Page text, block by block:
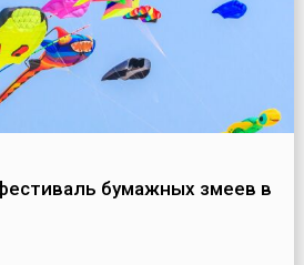
бумажных змеев в